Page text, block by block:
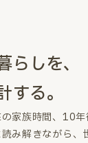
らしを、
する。
家族時間、10
み解きながら、